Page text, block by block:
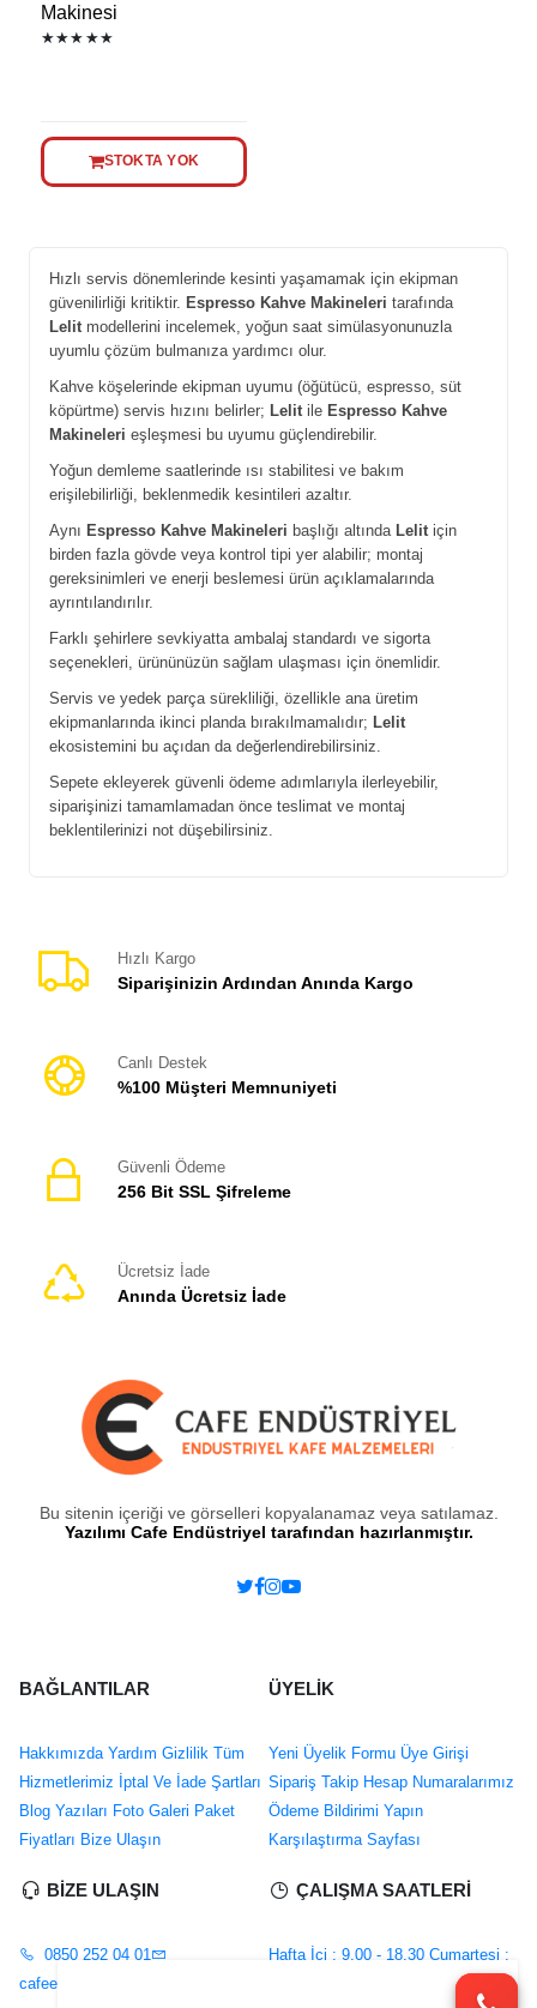
Makinesi
★★★★★
STOKTA YOK
Hızlı servis dönemlerinde kesinti yaşamamak için ekipman
güvenilirliği kritiktir. Espresso Kahve Makineleri tarafında
Lelitmodellerini incelemek, yoğun saat simülasyonunuzla
uyumlu çözüm bulmanıza yardımcı olur.
Kahve köşelerinde ekipman uyumu (öğütücü, espresso, süt
köpürtme) servis hızını belirler; Lelitile Espresso Kahve
Makineleri eşleşmesi bu uyumu güçlendirebilir.
Yoğun demleme saatlerinde ısı stabilitesi ve bakım
erişilebilirliği, beklenmedik kesintileri azaltır.
Aynı Espresso Kahve Makineleri başlığı altında Lelitiçin
birden fazla gövde veya kontrol tipi yer alabilir; montaj
gereksinimleri ve enerji beslemesi ürün açıklamalarında
ayrıntılandırılır.
Farklı şehirlere sevkiyatta ambalaj standardı ve sigorta
seçenekleri, ürününüzün sağlam ulaşması için önemlidir.
Servis ve yedek parça sürekliliği, özellikle ana üretim
ekipmanlarında ikinci planda bırakılmamalıdır; Lelit
ekosistemini bu açıdan da değerlendirebilirsiniz.
Sepete ekleyerek güvenli ödeme adımlarıyla ilerleyebilir,
siparişinizi tamamlamadan önce teslimat ve montaj
beklentilerinizi not düşebilirsiniz.
Hızlı Kargo
Siparişinizin Ardından Anında Kargo
Canlı Destek
%100 Müşteri Memnuniyeti
Güvenli Ödeme
256 Bit SSL Şifreleme
Ücretsiz İade
Anında Ücretsiz İade
Bu sitenin içeriği ve görselleri kopyalanamaz veya satılamaz.
Yazılımı Cafe Endüstriyel tarafından hazırlanmıştır.
BAĞLANTILAR
HakkımızdaYardım Gizlilik Tüm
Hizmetlerimiz İptal Ve İade Şartları
Blog Yazıları Foto Galeri Paket
Fiyatları Bize Ulaşın
ÜYELİK
Yeni Üyelik Formu Üye Girişi
Sipariş Takip Hesap Numaralarımız
Ödeme Bildirimi Yapın
Karşılaştırma Sayfası
BİZE ULAŞIN
0850 252 04 01
cafeendustriyel@gmail.com
ÇALIŞMA SAATLERİ
Hafta İçi : 9.00 - 18.30 Cumartesi :
Pazar : Kapalı